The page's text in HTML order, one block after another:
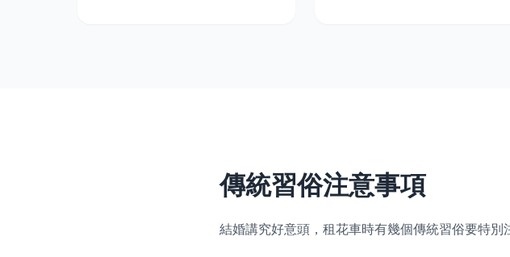
傳統習俗注意事項
結婚講究好意頭，租花車時有幾個傳統習俗要特別